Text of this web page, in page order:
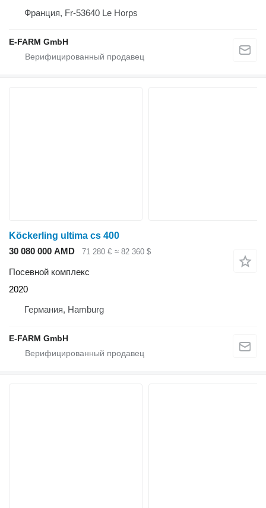
Франция, Fr-53640 Le Horps
E-FARM GmbH
Köckerling ultima cs 400
30 080 000 AMD
71 280 € ≈ 82 360 $
Посевной комплекс
2020
Германия, Hamburg
E-FARM GmbH